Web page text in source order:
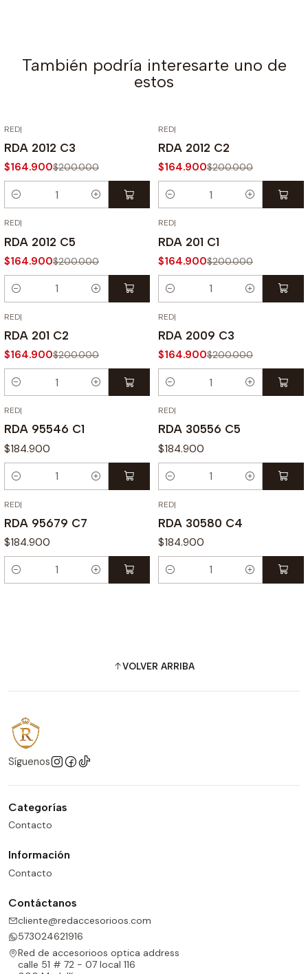
También podría interesarte uno de
estos
RED|
RDA 2012 C3
$164.900$200.000
Cantidad
RED|
RDA 2012 C2
$164.900$200.000
Cantidad
RED|
RDA 2012 C5
$164.900$200.000
Cantidad
RED|
RDA 201 C1
$164.900$200.000
Cantidad
RED|
RDA 201 C2
$164.900$200.000
Cantidad
RED|
RDA 2009 C3
$164.900$200.000
Cantidad
RED|
RDA 95546 C1
$184.900
Cantidad
RED|
RDA 30556 C5
$184.900
Cantidad
RED|
RDA 95679 C7
$184.900
Cantidad
RED|
RDA 30580 C4
$184.900
Cantidad
VOLVER ARRIBA
Síguenos
Categorías
Contacto
Información
Contacto
Contáctanos
cliente@redaccesorioos.com
573024621916
Red de accesorioos optica address
calle 51 # 72 - 07 local 116